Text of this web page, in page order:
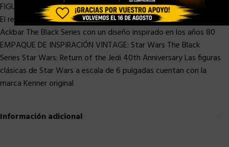
FIGURA DEL 40 ANIVERSARIO: Celebre los 40 años de Star Wars:
El retorno del Jedi con esta figura de acción del almirante
Ackbar The Black Series con un diseño inspirado en los años 80
EMPAQUE DE INSPIRACIÓN VINTAGE: Star Wars The Black
Series Star Wars: Return of the Jedi 40th Anniversary Las figuras
clásicas de Star Wars a escala de 6 pulgadas cuentan con la
marca Kenner original
Información adicional